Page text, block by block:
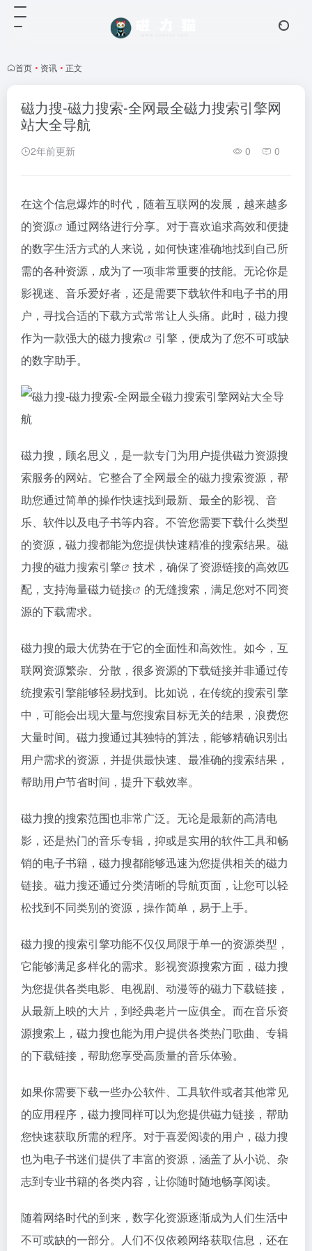
首页 • 资讯 • 正文
磁力搜-磁力搜索-全网最全磁力搜索引擎网
站大全导航
2年前更新 0 0
在这个信息爆炸的时代，随着互联网的发展，越来越多
的资源
通过网络进行分享。对于喜欢追求高效和便捷
的数字生活方式的人来说，如何快速准确地找到自己所
需的各种资源，成为了一项非常重要的技能。无论你是
影视迷、音乐爱好者，还是需要下载软件和电子书的用
户，寻找合适的下载方式常常让人头痛。此时，磁力搜
作为一款强大的磁力搜索
引擎，便成为了您不可或缺
的数字助手。
磁力搜，顾名思义，是一款专门为用户提供磁力资源搜
索服务的网站。它整合了全网最全的磁力搜索资源，帮
助您通过简单的操作快速找到最新、最全的影视、音
乐、软件以及电子书等内容。不管您需要下载什么类型
的资源，磁力搜都能为您提供快速精准的搜索结果。磁
力搜的磁力搜索引擎
技术，确保了资源链接的高效匹
配，支持海量磁力链接
的无缝搜索，满足您对不同资
源的下载需求。
磁力搜的最大优势在于它的全面性和高效性。如今，互
联网资源繁杂、分散，很多资源的下载链接并非通过传
统搜索引擎能够轻易找到。比如说，在传统的搜索引擎
中，可能会出现大量与您搜索目标无关的结果，浪费您
大量时间。磁力搜通过其独特的算法，能够精确识别出
用户需求的资源，并提供最快速、最准确的搜索结果，
帮助用户节省时间，提升下载效率。
磁力搜的搜索范围也非常广泛。无论是最新的高清电
影，还是热门的音乐专辑，抑或是实用的软件工具和畅
销的电子书籍，磁力搜都能够迅速为您提供相关的磁力
链接。磁力搜还通过分类清晰的导航页面，让您可以轻
松找到不同类别的资源，操作简单，易于上手。
磁力搜的搜索引擎功能不仅仅局限于单一的资源类型，
它能够满足多样化的需求。影视资源搜索方面，磁力搜
为您提供各类电影、电视剧、动漫等的磁力下载链接，
从最新上映的大片，到经典老片一应俱全。而在音乐资
源搜索上，磁力搜也能为用户提供各类热门歌曲、专辑
的下载链接，帮助您享受高质量的音乐体验。
如果你需要下载一些办公软件、工具软件或者其他常见
的应用程序，磁力搜同样可以为您提供磁力链接 ，帮助
您快速获取所需的程序。对于喜爱阅读的用户，磁力搜
也为电子书迷们提供了丰富的资源，涵盖了从小说、杂
志到专业书籍的各类内容，让你随时随地畅享阅读。
随着网络时代的到来，数字化资源逐渐成为人们生活中
不可或缺的一部分。人们不仅依赖网络获取信息，还在